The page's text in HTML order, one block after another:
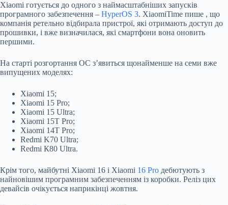
Xiaomi готується до одного з наймасштабніших запусків
програмного забезпечення – HyperOS 3. XiaomiTime пише , що
компанія ретельно відбирала пристрої, які отримають доступ до
прошивки, і вже визначилася, які смартфони вона оновить
першими.
На старті розгортання ОС з’явиться щонайменше на семи вже
випущених моделях:
Xiaomi 15;
Xiaomi 15 Pro;
Xiaomi 15 Ultra;
Xiaomi 15T Pro;
Xiaomi 14T Pro;
Redmi K70 Ultra;
Redmi К80 Ultra.
Крім того, майбутні Xiaomi 16 і Xiaomi 16 Pro дебютують з
найновішим програмним забезпеченням із коробки. Реліз цих
девайсів очікується наприкінці жовтня.